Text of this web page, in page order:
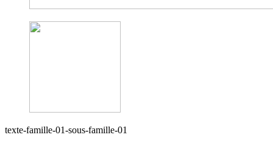
texte-famille-01-sous-famille-01